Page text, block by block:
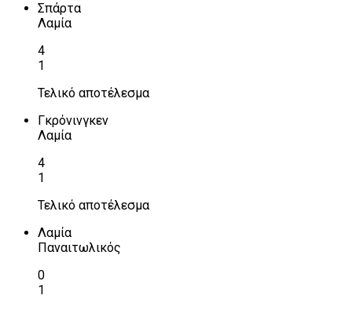
Σπάρτα
Λαμία
4
1
Τελικό αποτέλεσμα
Γκρόνινγκεν
Λαμία
4
1
Τελικό αποτέλεσμα
Λαμία
Παναιτωλικός
0
1